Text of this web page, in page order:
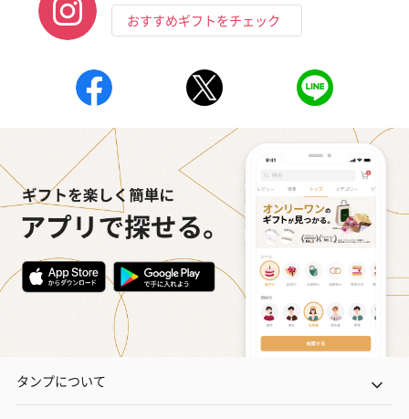
おすすめギフトをチェック
タンプについて